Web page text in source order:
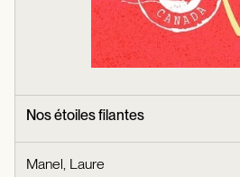
Nos étoiles filantes
Manel, Laure